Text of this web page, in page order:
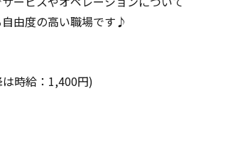
由度の高い職場です♪
時給：1,400円)